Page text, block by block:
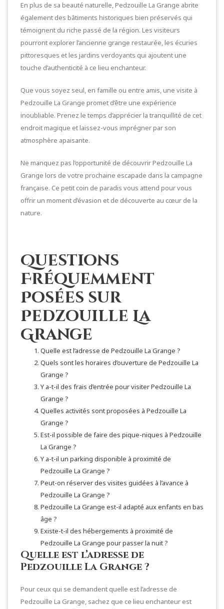
En plus de sa beauté naturelle, Pedzouille La Grange abrite
également des bâtiments historiques bien préservés qui
témoignent du riche passé de la région. Les visiteurs
pourront explorer l’ancienne grange restaurée, les écuries
pittoresques et les jardins verdoyants qui ajoutent une
touche d’authenticité à ce lieu enchanteur.
Que vous soyez seul, en famille ou entre amis, une visite à
Pedzouille La Grange promet d’être une expérience
inoubliable. Prenez le temps d’apprécier la tranquillité de cet
endroit magique et laissez-vous imprégner par son
atmosphère apaisante.
Ne manquez pas l’opportunité de découvrir Pedzouille La
Grange lors de votre prochaine escapade dans la campagne
française. Ce petit coin de paradis vous attend pour vous
offrir un moment d’évasion et de découverte au cœur de la
nature.
Questions
Fréquemment
Posées sur
Pedzouille La
Grange
Quelle est l’adresse de Pedzouille La Grange ?
Quels sont les horaires d’ouverture de Pedzouille La
Grange ?
Y a-t-il des frais d’entrée pour visiter Pedzouille La
Grange ?
Quelles activités sont proposées à Pedzouille La
Grange ?
Est-il possible de faire des pique-niques à Pedzouille
La Grange ?
Y a-t-il un parking disponible à proximité de
Pedzouille La Grange ?
Peut-on réserver des visites guidées à l’avance à
Pedzouille La Grange ?
Pedzouille La Grange est-il adapté aux enfants en bas
âge ?
Existe-t-il des hébergements à proximité de
Pedzouille La Grange pour passer la nuit ?
Quelle est l’adresse de
Pedzouille La Grange ?
Pour ceux qui se demandent quelle est l’adresse de
Pedzouille La Grange, sachez que ce lieu enchanteur est